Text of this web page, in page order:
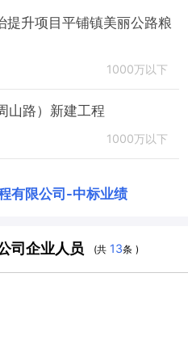
提升项目平铺镇美丽公路粮
1000万以下
山路）新建工程
1000万以下
有限公司 -中标业绩
司企业人员 (共 13条 )